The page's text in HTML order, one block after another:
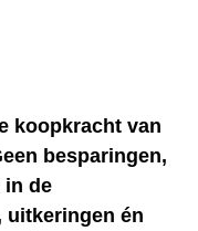
koopkracht van
besparingen,
in de
uitkeringen én